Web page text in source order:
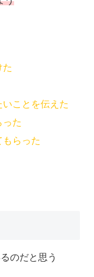
た
ことを伝えた
った
らった
のだと思う